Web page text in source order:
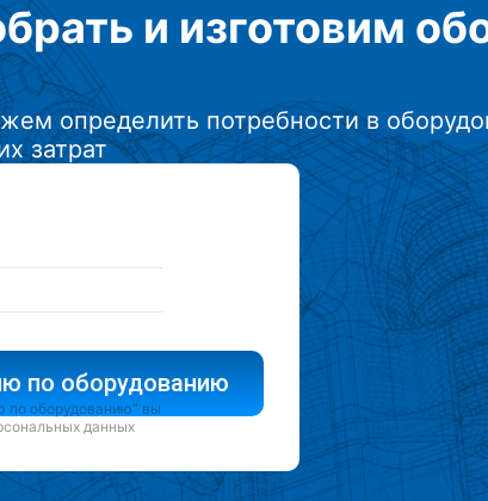
и изготовим
определить потребности в
затрат
по оборудованию
по оборудованию” вы
данных